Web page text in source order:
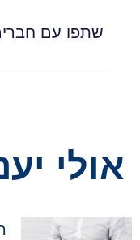
שתפו עם
אולי